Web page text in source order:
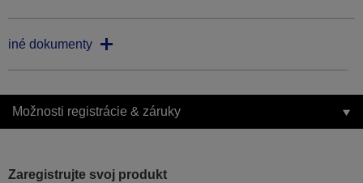
iné dokumenty
Možnosti registrácie & záruky
Zaregistrujte svoj produkt